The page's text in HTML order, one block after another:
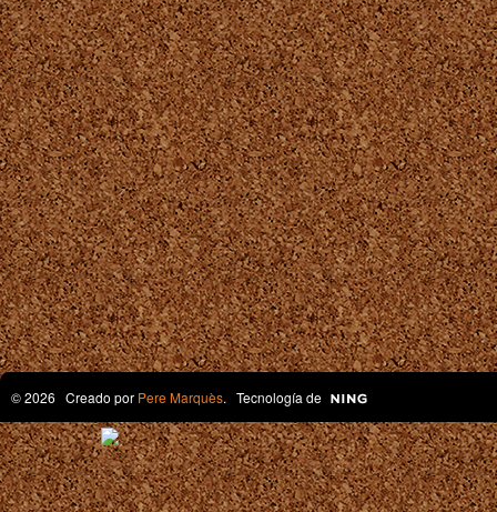
© 2026 Creado por Pere Marquès. Tecnología de